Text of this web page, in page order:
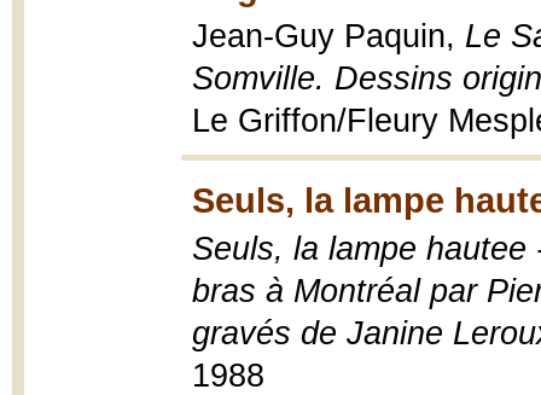
Jean-Guy Paquin, Le
Somville. Dessins
Le Griffon/Fleury
Seuls, la lampe
Seuls, la lampe
bras à Montréal par
gravés de Janine
1988